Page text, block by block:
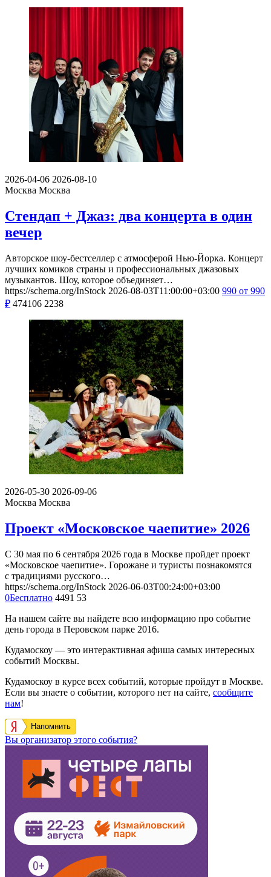
2026-04-06 2026-08-10
Москва Москва
Стендап + Джаз: два концерта в один
вечер
Авторское шоу-бестселлер с атмосферой Нью-Йорка. Концерт
лучших комиков страны и профессиональных джазовых
музыкантов. Шоу, которое объединяет…
https://schema.org/InStock 2026-08-03T11:00:00+03:00 990 от 990
₽ 474106 2238
2026-05-30 2026-09-06
Москва Москва
Проект «Московское чаепитие» 2026
С 30 мая по 6 сентября 2026 года в Москве пройдет проект
«Московское чаепитие». Горожане и туристы познакомятся
с традициями русского…
https://schema.org/InStock 2026-06-03T00:24:00+03:00
0Бесплатно 4491 53
На нашем сайте вы найдете всю информацию про событие
день города в Перовском парке 2016.
Кудамоскоу — это интерактивная афиша самых интересных
событий Москвы.
Кудамоскоу в курсе всех событий, которые пройдут в Москве.
Если вы знаете о событии, которого нет на сайте, сообщите
нам!
Напомнить
Вы организатор этого события?